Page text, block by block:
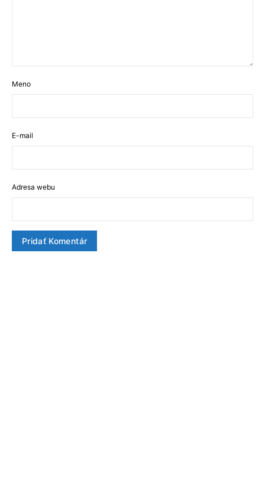
Meno
E-mail
Adresa webu